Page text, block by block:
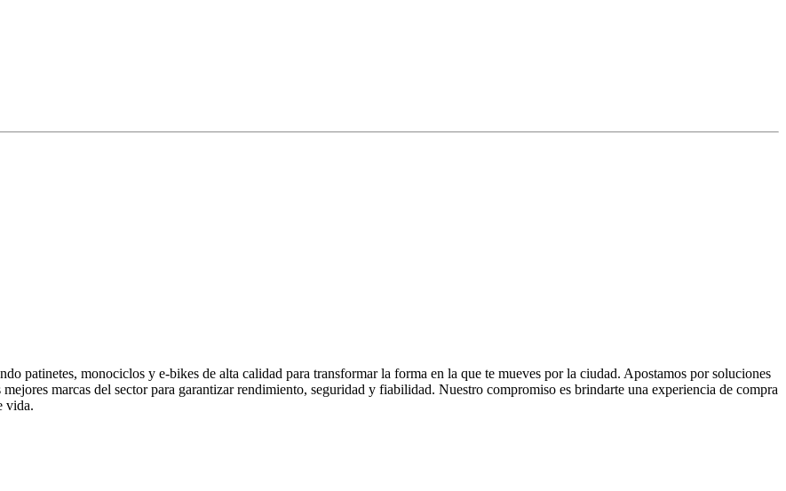
patinetes, monociclos y e-bikes de alta calidad para transformar la forma en la que te mueves por la ciudad. Apostamos por soluciones
marcas del sector para garantizar rendimiento, seguridad y fiabilidad. Nuestro compromiso es brindarte una experiencia de compra
vida.